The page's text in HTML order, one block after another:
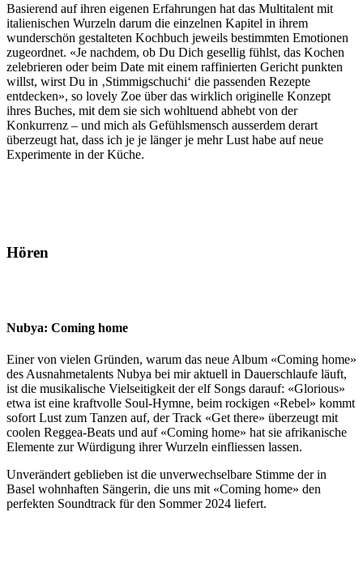
Basierend auf ihren eigenen Erfahrungen hat das Multitalent mit
italienischen Wurzeln darum die einzelnen Kapitel in ihrem
wunderschön gestalteten Kochbuch jeweils bestimmten Emotionen
zugeordnet. «Je nachdem, ob Du Dich gesellig fühlst, das Kochen
zelebrieren oder beim Date mit einem raffinierten Gericht punkten
willst, wirst Du in ‚Stimmigschuchi‘ die passenden Rezepte
entdecken», so lovely Zoe über das wirklich originelle Konzept
ihres Buches, mit dem sie sich wohltuend abhebt von der
Konkurrenz – und mich als Gefühlsmensch ausserdem derart
überzeugt hat, dass ich je je länger je mehr Lust habe auf neue
Experimente in der Küche.
Hören
Nubya: Coming home
Einer von vielen Gründen, warum das neue Album «Coming home»
des Ausnahmetalents Nubya bei mir aktuell in Dauerschlaufe läuft,
ist die musikalische Vielseitigkeit der elf Songs darauf: «Glorious»
etwa ist eine kraftvolle Soul-Hymne, beim rockigen «Rebel» kommt
sofort Lust zum Tanzen auf, der Track «Get there» überzeugt mit
coolen Reggea-Beats und auf «Coming home» hat sie afrikanische
Elemente zur Würdigung ihrer Wurzeln einfliessen lassen.
Unverändert geblieben ist die unverwechselbare Stimme der in
Basel wohnhaften Sängerin, die uns mit «Coming home» den
perfekten Soundtrack für den Sommer 2024 liefert.